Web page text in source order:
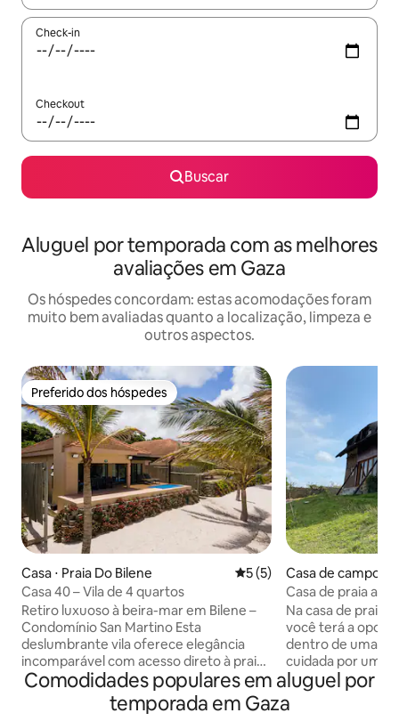
Check-in
Checkout
Buscar
Aluguel por temporada com as melhores
avaliações em Gaza
Os hóspedes concordam: estas acomodações foram
muito bem avaliadas quanto a localização, limpeza e
outros aspectos.
Preferido dos hóspedes
Preferido dos hóspedes
Casa ⋅ Praia Do Bilene 5 de uma avaliação média
5 (5)
Casa 40 – Vila de 4 quartos
Retiro luxuoso à beira-mar em Bilene –
Condomínio San Martino Esta
deslumbrante vila oferece elegância
incomparável com acesso direto à praia
e vista deslumbrante para o mar. -4
Quartos, incluindo 2 suítes opulentas -
Open-Concept Living com uma cozinha
Casa de campo ⋅
ne
Casa de praia
Bilene
Na casa de praia
você terá a
dentro de uma
cuidada por um
o prazer de
todo o tempo. O
combinação de
Comodidades populares em aluguel por
temporada em Gaza